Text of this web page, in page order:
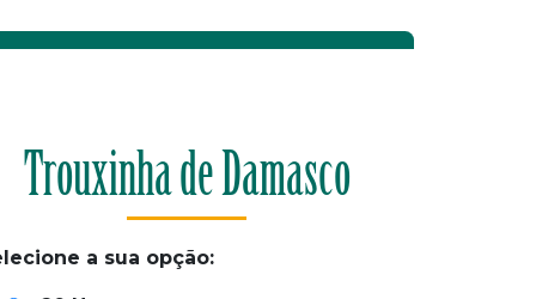
Trouxinha de Damasco
a sua opção: